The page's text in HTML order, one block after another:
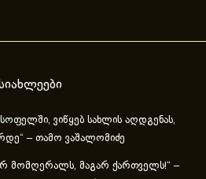
ვიწყებ სახლის აღდგენას,
– თამო ვაშალომიძე
მომღერალს, მაგარ ქართველს!“ –